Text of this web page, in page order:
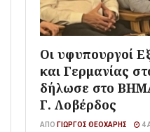
Οι υφυπουργοί
και Γερμανίας
δήλωσε στο
Γ. Λοβέρδος
ΑΠΌ ΓΙΏΡΓΟΣ ΘΕΟΧΆΡΗΣ 4